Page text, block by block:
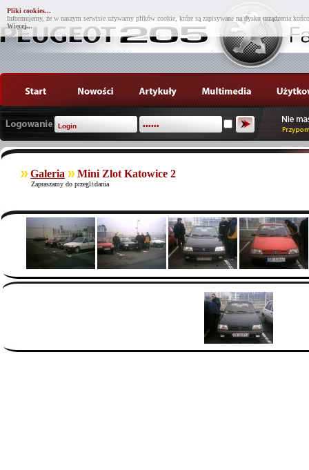
Pliki cookies...
Informujemy, że w naszym serwisie używamy plików cookie, które są zapisywane na dysku urządzenia
Więcej...
Galeria Mini Zlot Katowice 2
Zapraszamy do przegl±dania